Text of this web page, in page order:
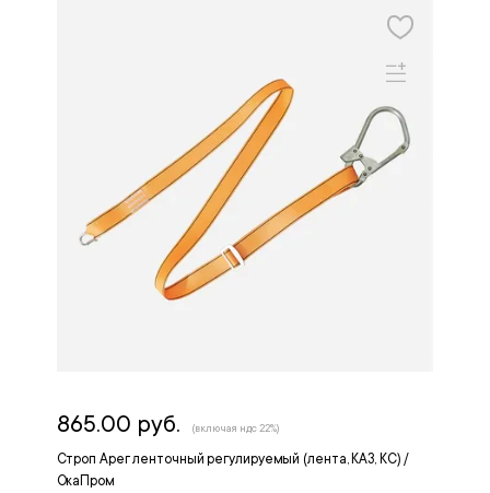
Строп Арег ленточный регулируемый (лента, КА3, КС) /
ОкаПром
865.00 руб. (включая ндс 22%)